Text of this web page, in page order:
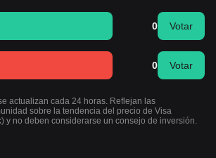
0 Votar
0 Votar
actualizan cada 24 horas. Reflejan las
sobre la tendencia del precio de Visa
y no deben considerarse un consejo de inversión.